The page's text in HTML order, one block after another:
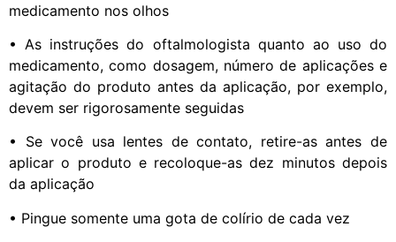
medicamento nos olhos
• As instruções do oftalmologista quanto ao uso do
medicamento, como dosagem, número de aplicações e
agitação do produto antes da aplicação, por exemplo,
devem ser rigorosamente seguidas
• Se você usa lentes de contato, retire-as antes de
aplicar o produto e recoloque-as dez minutos depois
da aplicação
• Pingue somente uma gota de colírio de cada vez